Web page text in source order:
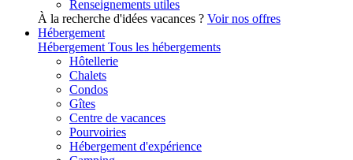
Renseignements utiles
À la recherche d'idées vacances ? Voir nos offres
Hébergement
Hébergement Tous les hébergements
Hôtellerie
Chalets
Condos
Gîtes
Centre de vacances
Pourvoiries
Hébergement d'expérience